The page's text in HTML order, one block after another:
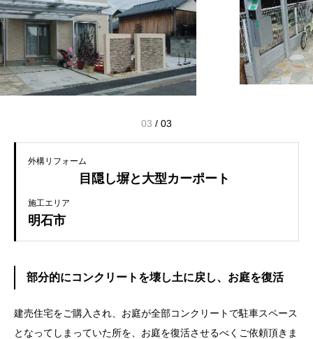
03 / 03
外構リフォーム
目隠し塀と大型カーポート
施工エリア
明石市
部分的にコンクリートを壊し土に戻し、お庭を復活
建売住宅をご購入され、お庭が全部コンクリートで駐車スペース
となってしまっていた所を、お庭を復活させるべくご依頼頂きま